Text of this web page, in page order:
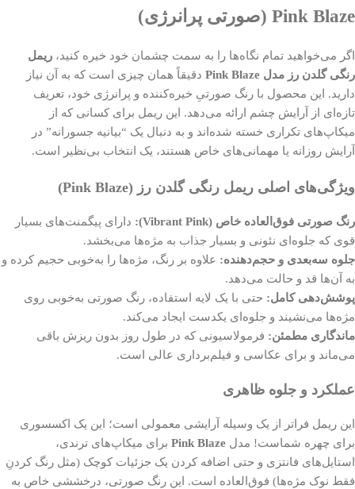
Pink Blaze (صورتی پرانرژی)
اگر می‌خواهید تمام نگاه‌ها را به سمت چشمان خود خیره کنید، ریمل
رنگی گلدن رز مدل Pink Blaze
دقیقاً همان چیزی است که به آن نیاز
دارید. این محصول با رنگ صورتیِ خیره‌کننده و پرانرژی خود، تعریف
تازه‌ای از آرایش چشم ارائه می‌دهد. این ریمل برای کسانی که از
میکاپ‌های تکراری خسته شده‌اند و به دنبال یک “بیانیه جسورانه” در
آرایش روزانه یا مهمانی‌های خاص هستند، یک انتخاب بی‌نظیر است.
ویژگی‌های اصلی ریمل رنگی گلدن رز (Pink Blaze)
رنگ صورتی فوق‌العاده خاص (Vibrant Pink):
دارای پیگمنت‌های بسیار
قوی که جلوه‌ای نئونی و بسیار جذاب به مژه‌ها می‌بخشد.
جلوه سه‌بعدی و حجم‌دهنده: علاوه بر رنگ، مژه‌ها را به‌خوبی حجیم کرده و
به آن‌ها قد و حالت می‌دهد.
پوشش‌دهی کامل: حتی با یک لایه استفاده، رنگ صورتی به‌خوبی روی
مژه‌ها می‌نشیند و جلوه‌ای یکدست ایجاد می‌کند.
ماندگاری مطمئن: فرمولاسیونی که در طول روز بدون ریزش باقی
می‌ماند و برای عکاسی و فیلم‌برداری عالی است.
عملکرد و جلوه ظاهری
این ریمل فراتر از یک وسیله آرایشی معمولی است؛ این یک اکسسوری
برای چهره شماست! مدل Pink Blaze برای میکاپ‌های ترندی،
استایل‌های فانتزی و حتی اضافه کردن یک جزئیات کوچک (مثل رنگ کردنِ
فقط نوک مژه‌ها) فوق‌العاده است. این رنگ صورتی، درخششی خاص به